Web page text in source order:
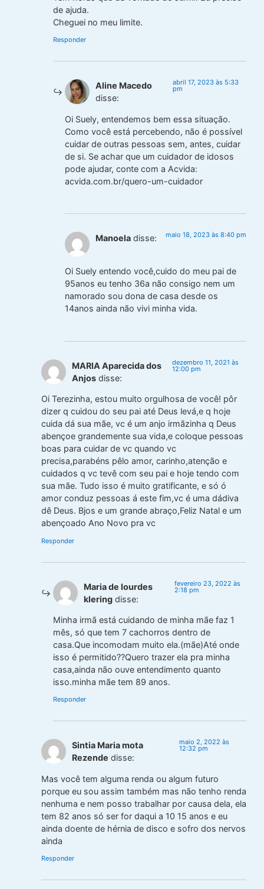
de ajuda.
Cheguei no meu limite.
Responder
Aline Macedo
disse:
abril 17, 2023 às 5:33
pm
Oi Suely, entendemos bem essa situação.
Como você está percebendo, não é possível
cuidar de outras pessoas sem, antes, cuidar
de si. Se achar que um cuidador de idosos
pode ajudar, conte com a Acvida:
acvida.com.br/quero-um-cuidador
Manoela disse: maio 18, 2023 às 8:40 pm
Oi Suely entendo você,cuido do meu pai de
95anos eu tenho 36a não consigo nem um
namorado sou dona de casa desde os
14anos ainda não vivi minha vida.
MARIA Aparecida dos
Anjos disse:
dezembro 11, 2021 às
12:00 pm
Oi Terezinha, estou muito orgulhosa de você! pôr
dizer q cuidou do seu pai até Deus levá,e q hoje
cuida dá sua mãe, vc é um anjo irmãzinha q Deus
abençoe grandemente sua vida,e coloque pessoas
boas para cuidar de vc quando vc
precisa,parabéns pêlo amor, carinho,atenção e
cuidados q vc tevê com seu pai e hoje tendo com
sua mãe. Tudo isso é muito gratificante, e só ó
amor conduz pessoas á este fim,vc é uma dádiva
dê Deus. Bjos e um grande abraço,Feliz Natal e um
abençoado Ano Novo pra vc
Responder
Maria de lourdes
klering disse:
fevereiro 23, 2022 às
2:18 pm
Minha irmã está cuidando de minha mãe faz 1
mês, só que tem 7 cachorros dentro de
casa.Que incomodam muito ela.(mãe)Até onde
isso é permitido??Quero trazer ela pra minha
casa,ainda não ouve entendimento quanto
isso.minha mãe tem 89 anos.
Responder
Sintia Maria mota
Rezende disse:
maio 2, 2022 às
12:32 pm
Mas você tem alguma renda ou algum futuro
porque eu sou assim também mas não tenho renda
nenhuma e nem posso trabalhar por causa dela, ela
tem 82 anos só ser for daqui a 10 15 anos e eu
ainda doente de hérnia de disco e sofro dos nervos
ainda
Responder